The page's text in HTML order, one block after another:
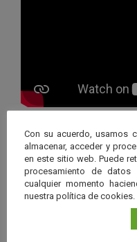
Podéis consultar el
del encuentro:http://
Organiza
Astroturista,Ciencialia
Ayuntamiento de
la Sagra, Hotel-Restaurante
Con su acuerdo, usamos
almacenar, acceder y
en este sitio web. Puede
procesamiento de
cualquier momento
nuestra política de cookies.